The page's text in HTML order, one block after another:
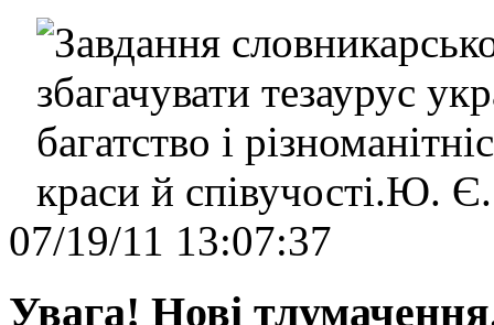
07/19/11 13:07:37
Увага! Нові